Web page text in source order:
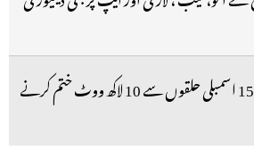
حیدرآباد کے 15 اسمبلی حلقوں سے 10 لاکھ ووٹ ختم کرنے